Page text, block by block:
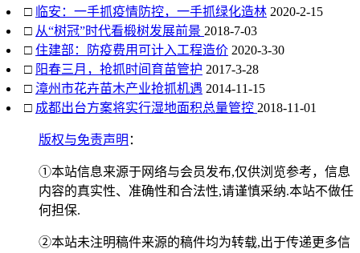
□ 临安：一手抓疫情防控，一手抓绿化造林 2020-2-15
□ 从“树冠”时代看椴树发展前景 2018-7-03
□ 住建部：防疫费用可计入工程造价 2020-3-30
□ 阳春三月，抢抓时间育苗管护 2017-3-28
□ 漳州市花卉苗木产业抢抓机遇 2014-11-15
□ 成都出台方案将实行湿地面积总量管控 2018-11-01
版权与免责声明 ：
①本站信息来源于网络与会员发布,仅供浏览参考，信息
内容的真实性、准确性和合法性,请谨慎采纳.本站不做任
何担保.
②本站未注明稿件来源的稿件均为转载,出于传递更多信